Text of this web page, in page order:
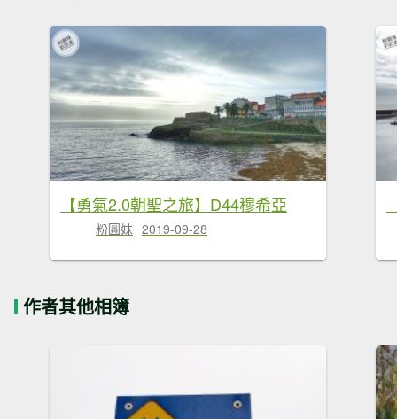
【勇氣2.0朝聖之旅】D44穆希亞
粉圓妹 2019-09-28
作者其他相簿